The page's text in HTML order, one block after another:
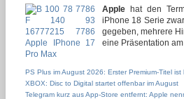
Apple hat den
iPhone 18 Serie
gegeben, mehrere
eine Präsentation am
PS Plus im August 2026: Erster Premium-Titel ist
XBOX: Disc to Digital startet offenbar im August
Telegram kurz aus App-Store entfernt: Apple